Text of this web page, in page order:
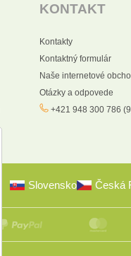
KONTAKT
Kontakty
Kontaktný formulár
Naše internetové
Otázky a odpovede
+421 948 300 786
Slovensko Česká